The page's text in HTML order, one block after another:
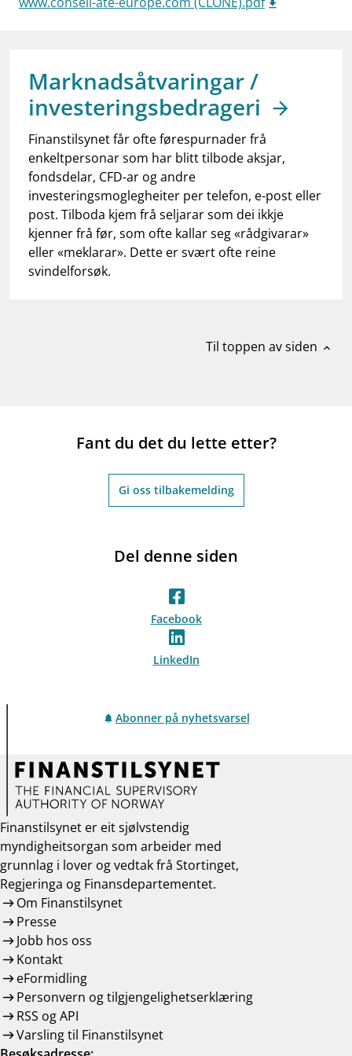
work_outlineJobb hos oss
notifications_noneAbonner på nyhetsvarsel
Marknadsåtvaringar /
investeringsbedrageri
Finanstilsynet får ofte førespurnader frå
enkeltpersonar som har blitt tilbode aksjar,
fondsdelar, CFD-ar og andre
investeringsmoglegheiter per telefon, e-post eller
post. Tilboda kjem frå seljarar som dei ikkje
kjenner frå før, som ofte kallar seg «rådgivarar»
eller «meklarar». Dette er svært ofte reine
svindelforsøk.
Til toppen av siden expand_less
Fant du det du lette etter?
Gi oss tilbakemelding
Del denne siden
Facebook
LinkedIn
Abonner på nyhetsvarsel
Finanstilsynet er eit sjølvstendig
myndigheitsorgan som arbeider med
grunnlag i lover og vedtak frå Stortinget,
Regjeringa og Finansdepartementet.
Om Finanstilsynet
Presse
Jobb hos oss
Kontakt
eFormidling
Personvern og tilgjengelighetserklæring
RSS og API
Varsling til Finanstilsynet